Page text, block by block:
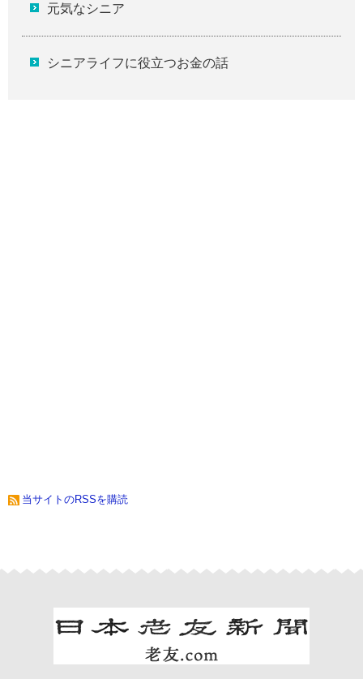
元気なシニア
シニアライフに役立つお金の話
当サイトのRSSを購読